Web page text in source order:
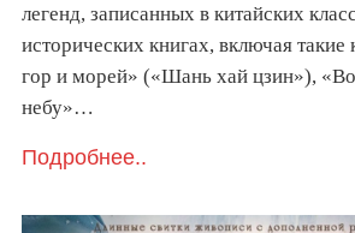
легенд, записанных в китайских
исторических книгах, включая
гор и морей» («Шань хай цзин»),
небу»…
Подробнее..